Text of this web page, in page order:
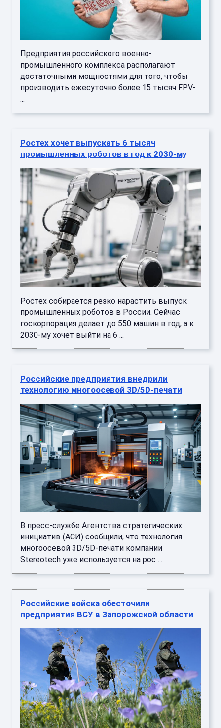
Предприятия российского военно-
промышленного комплекса располагают
достаточными мощностями для того, чтобы
производить ежесуточно более 15 тысяч FPV-
...
Ростех хочет выпускать 6 тысяч
промышленных роботов в год к 2030-му
Ростех собирается резко нарастить выпуск
промышленных роботов в России. Сейчас
госкорпорация делает до 550 машин в год, а к
2030-му хочет выйти на 6 ...
Российские предприятия внедрили
технологию многоосевой 3D/5D-печати
В пресс-службе Агентства стратегических
инициатив (АСИ) сообщили, что технология
многоосевой 3D/5D-печати компании
Stereotech уже используется на рос ...
Российские войска обесточили
предприятия ВСУ в Запорожской области